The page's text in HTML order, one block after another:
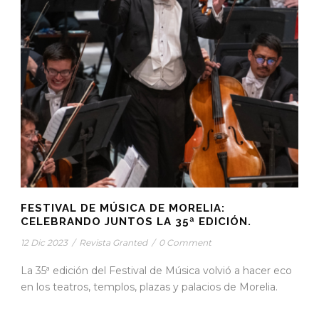
FESTIVAL DE MÚSICA DE MORELIA:
CELEBRANDO JUNTOS LA 35ª EDICIÓN.
12 Dic 2023 / Revista Granted / 0 Comment
La 35ª edición del Festival de Música volvió a hacer eco
en los teatros, templos, plazas y palacios de Morelia.